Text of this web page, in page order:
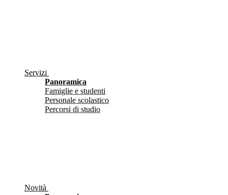
Servizi
Panoramica
Famiglie e studenti
Personale scolastico
Percorsi di studio
Novità